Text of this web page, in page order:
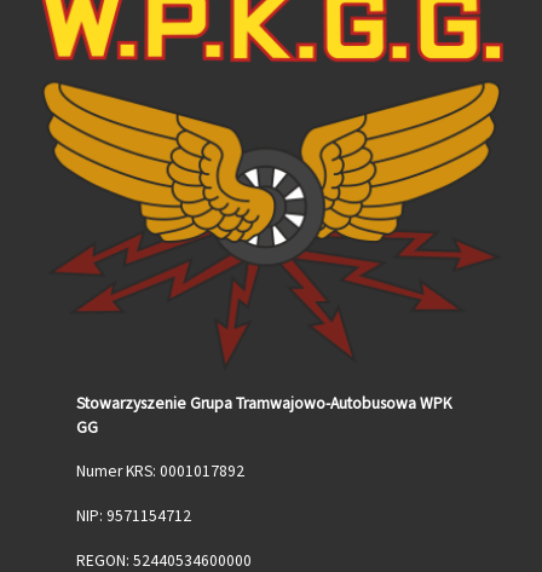
Stowarzyszenie Grupa Tramwajowo-Autobusowa WPK
GG
Numer KRS: 0001017892
NIP: 9571154712
REGON: 52440534600000